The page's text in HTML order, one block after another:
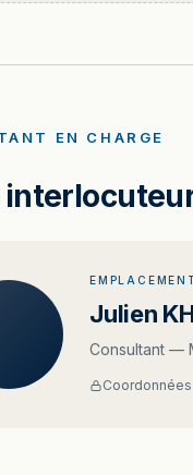
EN CHARGE
Julien
Consultant —